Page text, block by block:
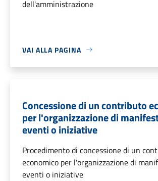
dell'amministrazione
VAI ALLA PAGINA
Concessione di un contributo
per l'organizzazione di
eventi o iniziative
Procedimento di concessione di un
economico per l'organizzazione di
eventi o iniziative